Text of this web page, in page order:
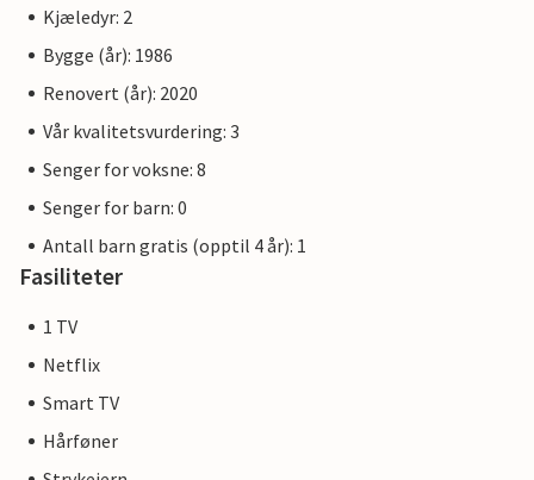
Kjæledyr: 2
Bygge (år): 1986
Renovert (år): 2020
Vår kvalitetsvurdering: 3
Senger for voksne: 8
Senger for barn: 0
Antall barn gratis (opptil 4 år): 1
Fasiliteter
1 TV
Netflix
Smart TV
Hårføner